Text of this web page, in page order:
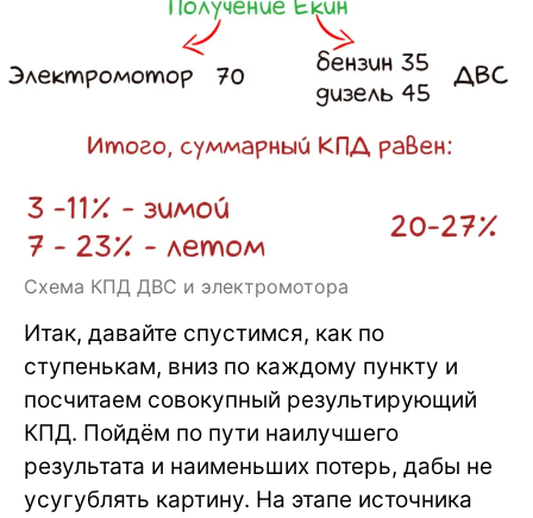
Схема КПД ДВС и электромотора
Итак, давайте спустимся, как по
ступенькам, вниз по каждому пункту и
посчитаем совокупный результирующий
КПД. Пойдём по пути наилучшего
результата и наименьших потерь, дабы не
усугублять картину. На этапе источника